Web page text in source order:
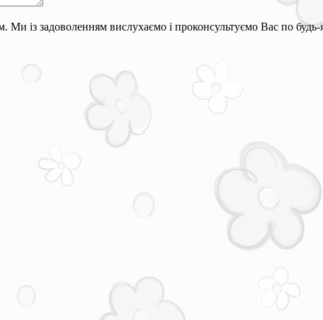
із задоволенням вислухаємо і проконсультуємо Вас по